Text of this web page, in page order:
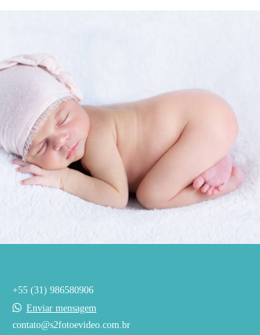
1488 0
+55 (31) 986580906
Enviar mensagem
contato@s2fotoevideo.com.br